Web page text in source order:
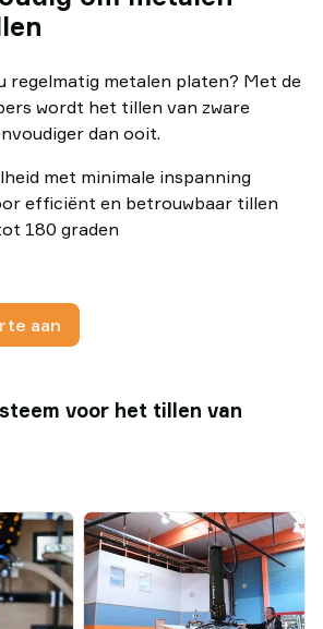
regelmatig metalen platen? Met de
wordt het tillen van zware
dan ooit.
met minimale inspanning
efficiënt en betrouwbaar tillen
180 graden
aan
voor het tillen van